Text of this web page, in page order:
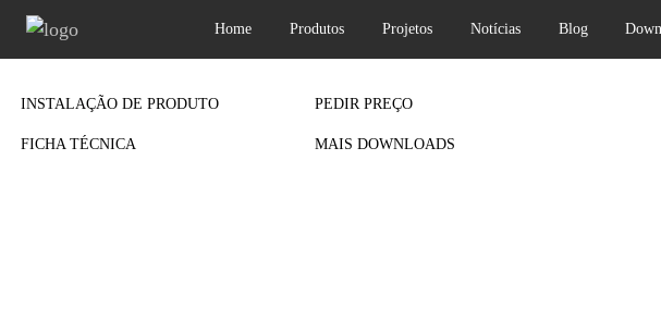
Home Produtos Projetos Notícias Blog
INSTALAÇÃO DE PRODUTO
PEDIR PREÇO
FICHA TÉCNICA MAIS DOWNLOADS